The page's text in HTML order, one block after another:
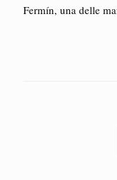
Fermín, una delle